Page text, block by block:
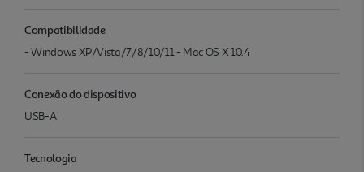
Compatibilidade
- Windows XP/Vista/7/8/10/11 - Mac OS X 10.4
Conexão do dispositivo
USB-A
Tecnologia